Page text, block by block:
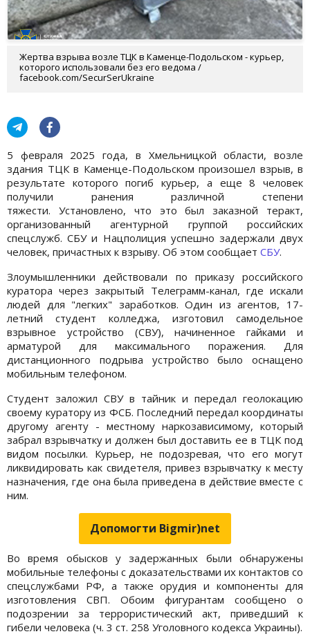
Жертва взрыва возле ТЦК в Каменце-Подольском - курьер,
которого использовали без его ведома /
facebook.com/SecurSerUkraine
5 февраля 2025 года, в Хмельницкой области, возле
здания ТЦК в Каменце-Подольском произошел взрыв, в
результате которого погиб курьер, а еще 8 человек
получили ранения различной степени
тяжести. Установлено, что это был заказной теракт,
организованный агентурной группой российских
спецслужб. СБУ и Нацполиция успешно задержали двух
человек, причастных к взрыву. Об этом сообщает СБУ.
Злоумышленники действовали по приказу российского
куратора через закрытый Телеграмм-канал, где искали
людей для "легких" заработков. Один из агентов, 17-
летний студент колледжа, изготовил самодельное
взрывное устройство (СВУ), начиненное гайками и
арматурой для максимального поражения. Для
дистанционного подрыва устройство было оснащено
мобильным телефоном.
Студент заложил СВУ в тайник и передал геолокацию
своему куратору из ФСБ. Последний передал координаты
другому агенту - местному наркозависимому, который
забрал взрывчатку и должен был доставить ее в ТЦК под
видом посылки. Курьер, не подозревая, что его могут
ликвидировать как свидетеля, привез взрывчатку к месту
назначения, где она была приведена в действие вместе с
ним.
Допомогти Bigmir)net
Во время обысков у задержанных были обнаружены
мобильные телефоны с доказательствами их контактов со
спецслужбами РФ, а также орудия и компоненты для
изготовления СВП. Обоим фигурантам сообщено о
подозрении за террористический акт, приведший к
гибели человека (ч. 3 ст. 258 Уголовного кодекса Украины).